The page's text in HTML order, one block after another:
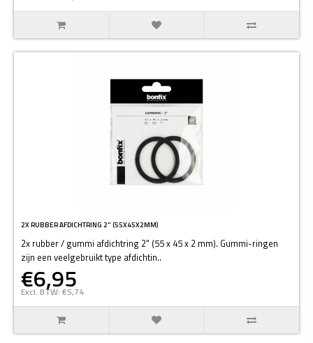
2X RUBBER AFDICHTRING 2" (55X45X2MM)
2x rubber / gummi afdichtring 2" (55 x 45 x 2 mm). Gummi-ringen
zijn een veelgebruikt type afdichtin..
€6,95
Excl. BTW: €5,74